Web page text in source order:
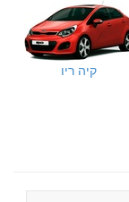
קיה ריו